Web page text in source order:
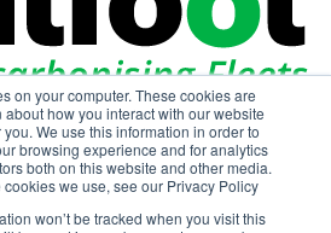
on your computer. These cookies are
how you interact with our website
We use this information in order to
browsing experience and for analytics
both on this website and other media.
we use, see our Privacy Policy
won’t be tracked when you visit this